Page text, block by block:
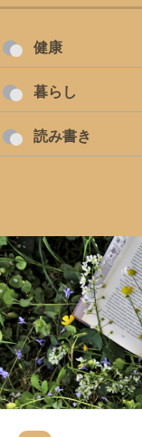
健康
暮らし
読み書き